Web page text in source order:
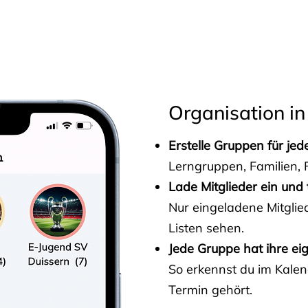
Organisation
Erstelle Gruppen für
Lerngruppen, Familien,
Lade Mitglieder ein und
Nur eingeladene
Listen sehen.
Jede Gruppe hat ihre
So erkennst du im
Termin gehört.